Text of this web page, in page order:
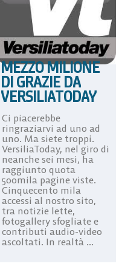
MEZZO MILIONE
DI GRAZIE DA
VERSILIATODAY
Ci piacerebbe
ringraziarvi ad uno ad
uno. Ma siete troppi.
VersiliaToday, nel giro di
neanche sei mesi, ha
raggiunto quota
500mila pagine viste.
Cinquecento mila
accessi al nostro sito,
tra notizie lette,
fotogallery sfogliate e
contributi audio-video
ascoltati. In realtà ...